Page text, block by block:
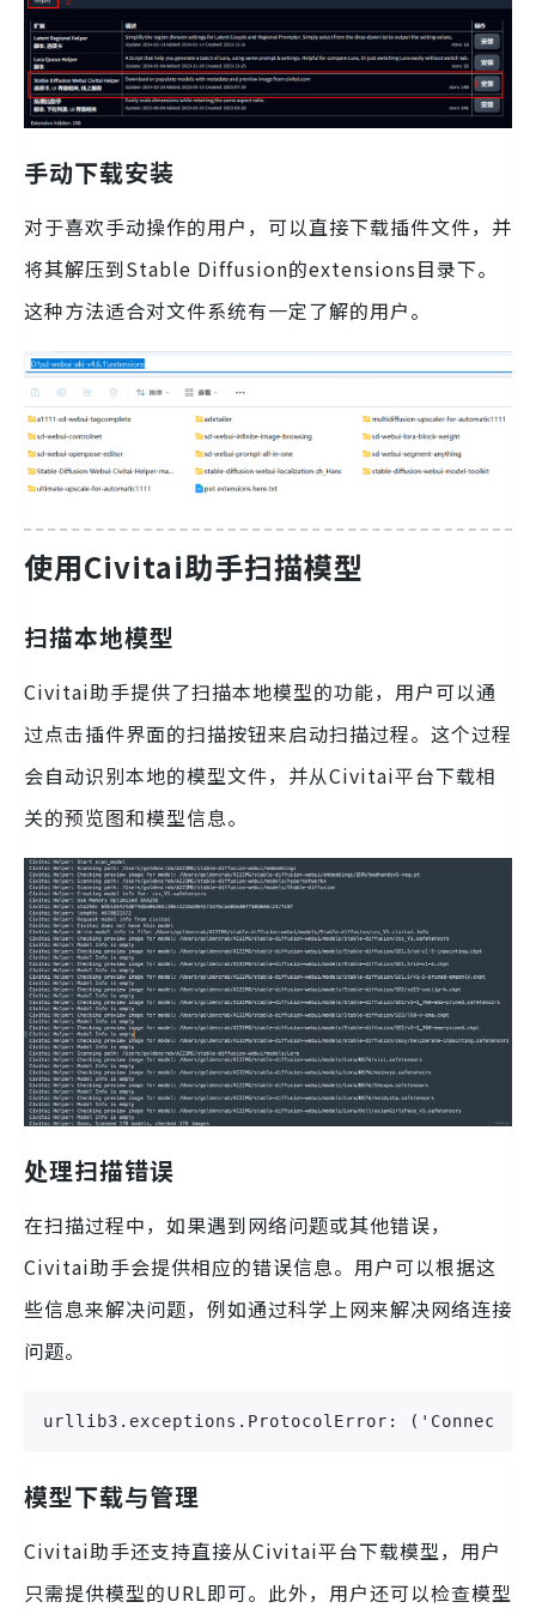
手动下载安装
对于喜欢手动操作的用户，可以直接下载插件文件，并
将其解压到Stable Diffusion的extensions目录下。
这种方法适合对文件系统有一定了解的用户。
使用Civitai助手扫描模型
扫描本地模型
Civitai助手提供了扫描本地模型的功能，用户可以通
过点击插件界面的扫描按钮来启动扫描过程。这个过程
会自动识别本地的模型文件，并从Civitai平台下载相
关的预览图和模型信息。
处理扫描错误
在扫描过程中，如果遇到网络问题或其他错误，
Civitai助手会提供相应的错误信息。用户可以根据这
些信息来解决问题，例如通过科学上网来解决网络连接
问题。
urllib3.exceptions.ProtocolError:
模型下载与管理
Civitai助手还支持直接从Civitai平台下载模型，用户
只需提供模型的URL即可。此外，用户还可以检查模型